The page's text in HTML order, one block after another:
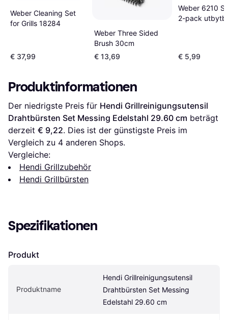
Weber Cleaning Set
for Grills 18284
€ 37,99
Weber Three Sided
Brush 30cm
€ 13,69
Weber 6210
2-pack
€ 5,99
Produktinformationen
Der niedrigste Preis für Hendi Grillreinigungsutensil
Drahtbürsten Set Messing Edelstahl 29.60 cm beträgt
derzeit € 9,22. Dies ist der günstigste Preis im
Vergleich zu 4 anderen Shops.
Vergleiche:
Hendi Grillzubehör
Hendi Grillbürsten
Spezifikationen
Produkt
Produktname
Hendi Grillreinigungsutensil
Drahtbürsten Set Messing
Edelstahl 29.60 cm